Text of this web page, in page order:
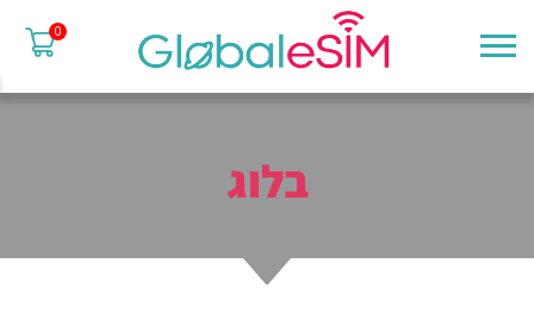
0
בלוג